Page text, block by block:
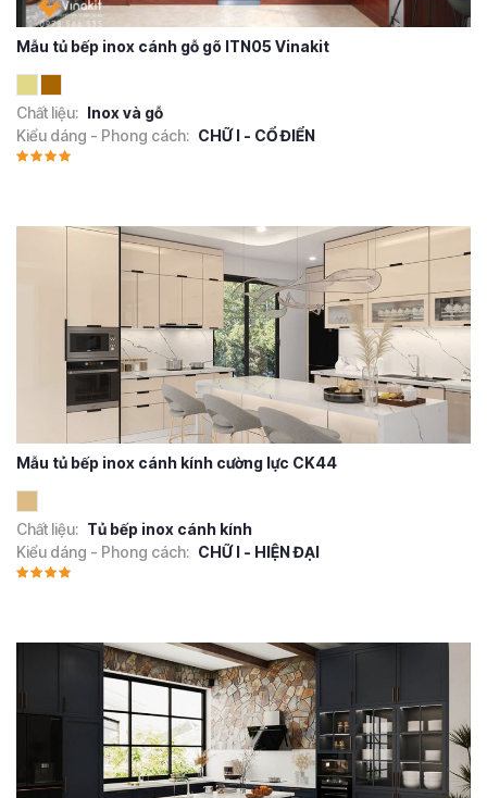
Mẫu tủ bếp inox cánh gỗ gõ ITN05 Vinakit
Chất liệu: Inox và gỗ
Kiểu dáng - Phong cách: CHỮ I - CỔ ĐIỂN
Mẫu tủ bếp inox cánh kính cường lực CK44
Chất liệu: Tủ bếp inox cánh kính
Kiểu dáng - Phong cách: CHỮ I - HIỆN ĐẠI